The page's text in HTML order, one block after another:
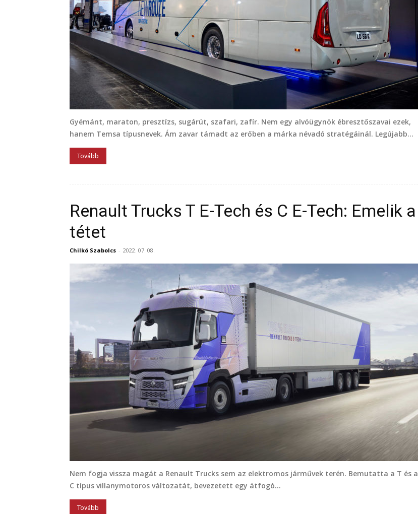
Gyémánt, maraton, presztízs, sugárút, szafari, zafír. Nem egy alvóügynök ébresztőszavai ezek,
hanem Temsa típusnevek. Ám zavar támadt az erőben a márka névadó stratégáinál. Legújabb...
Tovább
Renault Trucks T E-Tech és C E-Tech: Emelik a
tétet
Chilkó Szabolcs - 2022. 07. 08.
Nem fogja vissza magát a Renault Trucks sem az elektromos járművek terén. Bemutatta a T és a
C típus villanymotoros változatát, bevezetett egy átfogó...
Tovább